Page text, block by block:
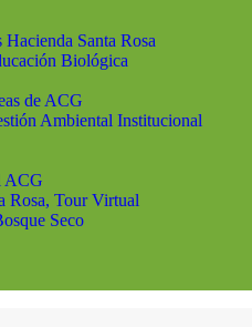
Santa Rosa
Biológica
de ACG
Ambiental Institucional
ACG
Rosa, Tour Virtual
Seco